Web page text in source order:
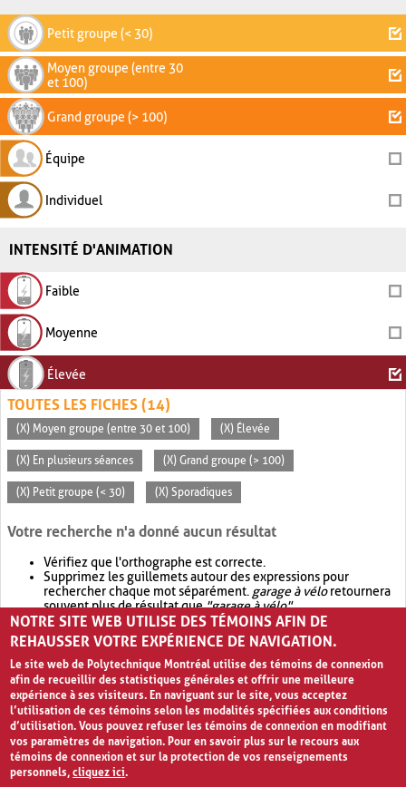
Petit groupe (< 30)
Moyen groupe (entre 30
et 100)
Grand groupe (> 100)
Équipe
Individuel
INTENSITÉ D'ANIMATION
Faible
Moyenne
Élevée
TOUTES LES FICHES (14)
(X) Moyen groupe (entre 30 et 100) (X) Élevée
(X) En plusieurs séances (X) Grand groupe (> 100)
(X) Petit groupe (< 30) (X) Sporadiques
Votre recherche n'a donné aucun résultat
Vérifiez que l'orthographe est correcte.
Supprimez les guillemets autour des expressions pour
rechercher chaque mot séparément. garage à véloretournera
souvent plus de résultat que"garage à vélo".
Envisagez d'élargir votre recherche avec OR.garage OR vélo
retournera souvent plus de résultat quegarage à vélo
NOTRE SITE WEB UTILISE DES TÉMOINS AFIN DE
REHAUSSER VOTRE EXPÉRIENCE DE NAVIGATION.
Le site web de Polytechnique Montréal utilise des témoins de connexion
afin de recueillir des statistiques générales et offrir une meilleure
expérience à ses visiteurs. En naviguant sur le site, vous acceptez
l’utilisation de ces témoins selon les modalités spécifiées aux conditions
d’utilisation. Vous pouvez refuser les témoins de connexion en modifiant
vos paramètres de navigation. Pour en savoir plus sur le recours aux
témoins de connexion et sur la protection de vos renseignements
personnels,cliquez ici.